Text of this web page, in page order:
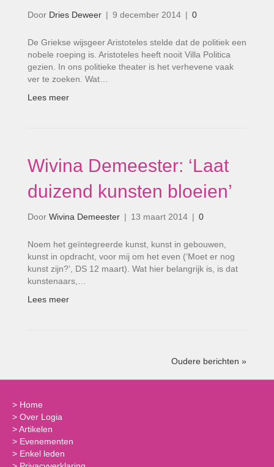
Door Dries Deweer | 9 december 2014 | 0
De Griekse wijsgeer Aristoteles stelde dat de politiek een
nobele roeping is. Aristoteles heeft nooit Villa Politica
gezien. In ons politieke theater is het verhevene vaak
ver te zoeken. Wat…
Lees meer
Wivina Demeester: ‘Laat
duizend kunsten bloeien’
Door Wivina Demeester | 13 maart 2014 | 0
Noem het geïntegreerde kunst, kunst in gebouwen,
kunst in opdracht, voor mij om het even (‘Moet er nog
kunst zijn?’, DS 12 maart). Wat hier belangrijk is, is dat
kunstenaars,…
Lees meer
Oudere berichten »
> Home
> Over Logia
>Artikelen
> Evenementen
> Enkel leden